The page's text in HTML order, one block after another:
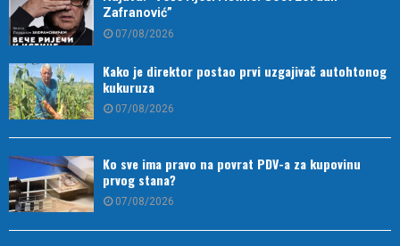
Zafranović”
07/08/2026
Kako je direktor postao prvi uzgajivač autohtonog
kukuruza
07/08/2026
Ko sve ima pravo na povrat PDV-a za kupovinu
prvog stana?
07/08/2026